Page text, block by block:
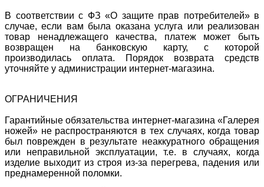
В соответствии с ФЗ «О защите прав потребителей» в
случае, если вам была оказана услуга или реализован
товар ненадлежащего качества, платеж может быть
возвращен на банковскую карту, с которой
производилась оплата. Порядок возврата средств
уточняйте у администрации интернет-магазина.
ОГРАНИЧЕНИЯ
Гарантийные обязательства интернет-магазина «Галерея
ножей» не распространяются в тех случаях, когда товар
был поврежден в результате неаккуратного обращения
или неправильной эксплуатации, т.е. в случаях, когда
изделие выходит из строя из-за перегрева, падения или
преднамеренной поломки.